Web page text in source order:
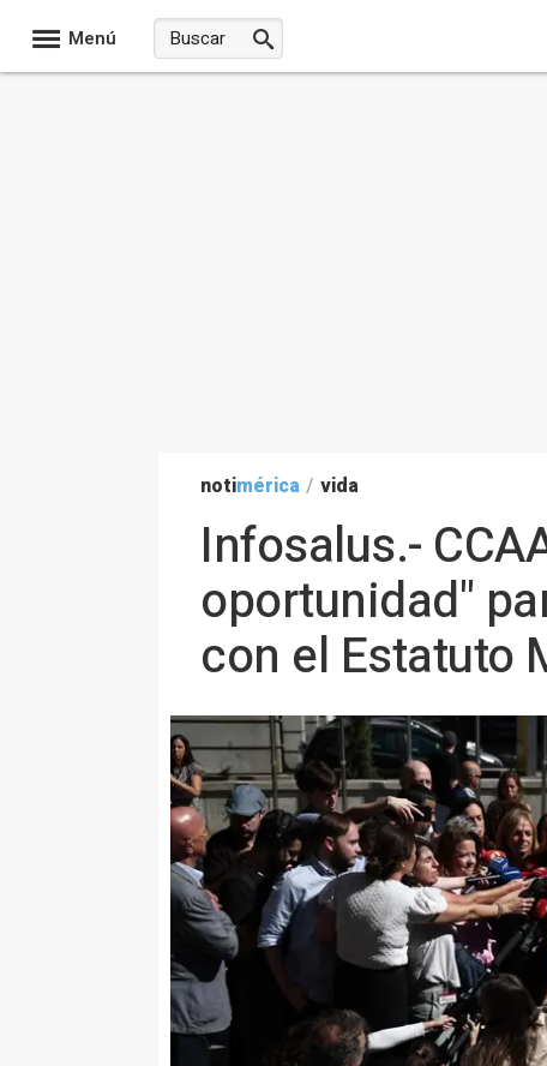
Menú
notimérica / vida
Infosalus.-
oportunidad"
con el Estatuto